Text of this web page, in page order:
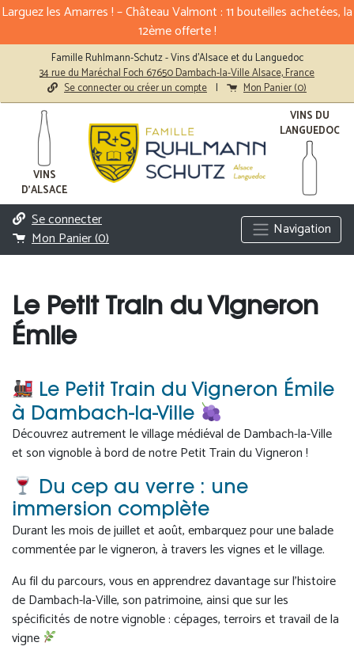
Larguez les Amarres ! – Château Valmont : 11 bouteilles achetées, la
12ème offerte !
Famille Ruhlmann-Schutz - Vins d'Alsace et du Languedoc
34 rue du Maréchal Foch 67650 Dambach-la-Ville Alsace, France
Se connecter ou créer un compte | Mon Panier (0)
VINS
D'ALSACE
VINS DU
LANGUEDOC
Se connecter
Mon Panier (0) Navigation
Le Petit Train du Vigneron
Émile
Le Petit Train du Vigneron Émile
à Dambach-la-Ville
Découvrez autrement le village médiéval de Dambach-la-Ville
et son vignoble à bord de notre Petit Train du Vigneron !
Du cep au verre : une
immersion complète
Durant les mois de juillet et août, embarquez pour une balade
commentée par le vigneron, à travers les vignes et le village.
Au fil du parcours, vous en apprendrez davantage sur l’histoire
de Dambach-la-Ville, son patrimoine, ainsi que sur les
spécificités de notre vignoble : cépages, terroirs et travail de la
vigne